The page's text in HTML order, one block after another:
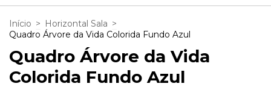
Início > Horizontal Sala >
Quadro Árvore da Vida Colorida Fundo Azul
Quadro Árvore da Vida
Colorida Fundo Azul